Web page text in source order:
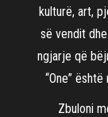
kulturë, art,
së vendit
ngjarje që
“One”
Zbuloni